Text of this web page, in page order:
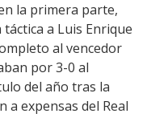
la primera parte,
a Luis Enrique
al vencedor
por 3-0 al
del año tras la
a expensas del Real